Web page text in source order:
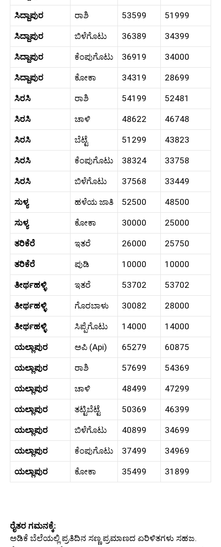
ಸಿದ್ದಾಪುರ ರಾಶಿ 53599 51999
ಸಿದ್ದಾಪುರ ಬಿಳೆಗೊಟು 36389 34399
ಸಿದ್ದಾಪುರ ಕೆಂಪುಗೊಟು 36919 34000
ಸಿದ್ದಾಪುರ ಕೋಕಾ 34319 28699
ಸಿರಸಿ ರಾಶಿ 54199 52481
ಸಿರಸಿ ಚಾಳಿ 48622 46748
ಸಿರಸಿ ಬೆಟ್ಟೆ 51299 43823
ಸಿರಸಿ ಕೆಂಪುಗೊಟು 38324 33758
ಸಿರಸಿ ಬಿಳೆಗೊಟು 37568 33449
ಸುಳ್ಯ ಹಳೆಯ ಜಾತಿ 52500 48500
ಸುಳ್ಯ ಕೋಕಾ 30000 25000
ತರಿಕೆರೆ ಇತರೆ 26000 25750
ತರಿಕೆರೆ ಪುಡಿ 10000 10000
ತೀರ್ಥಹಳ್ಳಿ ಇತರೆ 53702 53702
ತೀರ್ಥಹಳ್ಳಿ ಗೊರಬಾಳು 30082 28000
ತೀರ್ಥಹಳ್ಳಿ ಸಿಪ್ಪೆಗೊಟು 14000 14000
ಯಲ್ಲಾಪುರ ಅಪಿ (Api) 65279 60875
ಯಲ್ಲಾಪುರ ರಾಶಿ 57699 54369
ಯಲ್ಲಾಪುರ ಚಾಳಿ 48499 47299
ಯಲ್ಲಾಪುರ ತಟ್ಟಿಬೆಟ್ಟೆ 50369 46399
ಯಲ್ಲಾಪುರ ಬಿಳೆಗೊಟು 40899 34699
ಯಲ್ಲಾಪುರ ಕೆಂಪುಗೊಟು 37499 34969
ಯಲ್ಲಾಪುರ ಕೋಕಾ 35499 31899
ರೈತರ ಗಮನಕ್ಕೆ:
ಅಡಿಕೆ ಬೆಲೆಯಲ್ಲಿ ಪ್ರತಿದಿನ ಸಣ್ಣ ಪ್ರಮಾಣದ ಏರಿಳಿತಗಳು ಸಹಜ.